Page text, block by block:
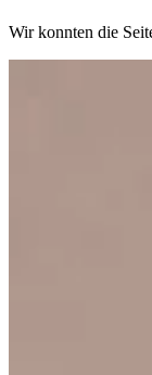
Wir konnten die